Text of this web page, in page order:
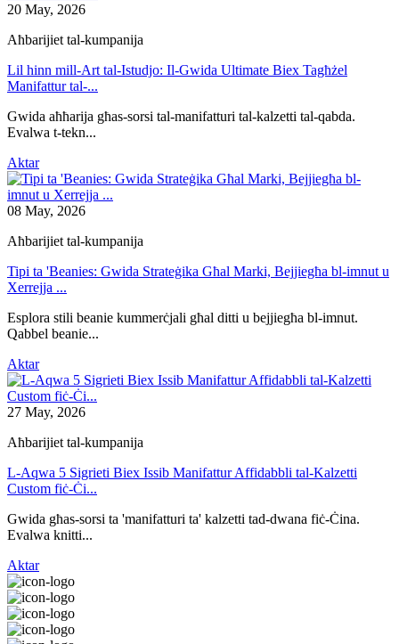
20 May, 2026
Aħbarijiet tal-kumpanija
Lil hinn mill-Art tal-Istudjo: Il-Gwida Ultimate Biex Tagħżel
Manifattur tal-...
Gwida aħħarija għas-sorsi tal-manifatturi tal-kalzetti tal-qabda.
Evalwa t-tekn...
Aktar
08 May, 2026
Aħbarijiet tal-kumpanija
Tipi ta 'Beanies: Gwida Strateġika Għal Marki, Bejjiegħa bl-imnut u
Xerrejja ...
Esplora stili beanie kummerċjali għal ditti u bejjiegħa bl-imnut.
Qabbel beanie...
Aktar
27 May, 2026
Aħbarijiet tal-kumpanija
L-Aqwa 5 Sigrieti Biex Issib Manifattur Affidabbli tal-Kalzetti
Custom fiċ-Ċi...
Gwida għas-sorsi ta 'manifatturi ta' kalzetti tad-dwana fiċ-Ċina.
Evalwa knitti...
Aktar